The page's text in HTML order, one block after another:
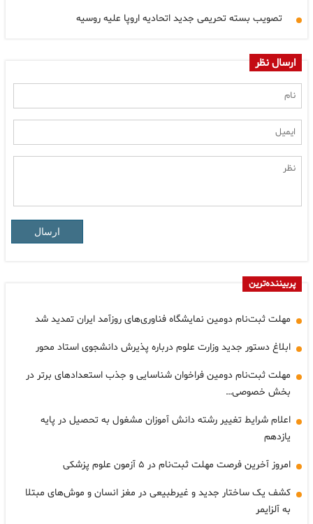
تصویب بسته تحریمی جدید اتحادیه اروپا علیه روسیه
ارسال نظر
ارسال
پربیننده‌ترین
مهلت ثبت‌نام دومین نمایشگاه فناوری‌های روزآمد ایران تمدید شد
ابلاغ دستور جدید وزارت علوم درباره پذیرش دانشجوی استاد محور
مهلت ثبت‌نام دومین فراخوان شناسایی و جذب استعدادهای برتر در
بخش خصوصی…
اعلام شرایط تغییر رشته دانش آموزان مشغول به تحصیل در پایه
یازدهم
امروز آخرین فرصت مهلت ثبت‌نام در ۵ آزمون علوم پزشکی
کشف یک ساختار جدید و غیرطبیعی در مغز انسان و موش‌های مبتلا
به آلزایمر